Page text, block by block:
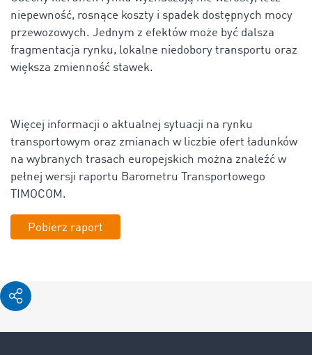
niepewność, rosnące koszty i spadek dostępnych mocy
przewozowych. Jednym z efektów może być dalsza
fragmentacja rynku, lokalne niedobory transportu oraz
większa zmienność stawek.
Więcej informacji o aktualnej sytuacji na rynku
transportowym oraz zmianach w liczbie ofert ładunków
na wybranych trasach europejskich można znaleźć w
pełnej wersji raportu Barometru Transportowego
TIMOCOM.
Pobierz raport